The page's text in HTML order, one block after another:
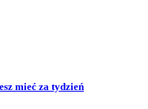
mieć za tydzień